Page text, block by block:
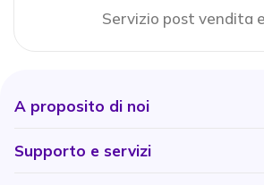
Servizio post vendita
A proposito di noi
Supporto e servizi